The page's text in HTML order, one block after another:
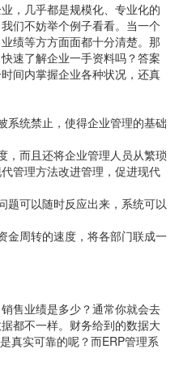
，几乎都是规模化、专业化的
们不妨举个例子看看。当一个
绩等方方面面都十分清楚。那
速了解企业一手资料吗？答案
间内掌握企业各种状况，还真
系统禁止，使得企业管理的基础
，而且还将企业管理人员从繁琐
管理方法改进管理，促进现代
题可以随时反应出来，系统可以
金周转的速度，将各部门联成一
售业绩是多少？通常你就会去
都不一样。财务给到的数据大
真实可靠的呢？而ERP管理系